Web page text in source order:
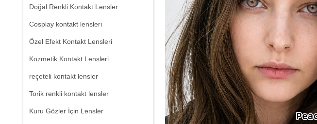
Doğal Renkli Kontakt Lensler
Cosplay kontakt lensleri
Özel Efekt Kontakt Lensleri
Kozmetik Kontakt Lensleri
reçeteli kontakt lensler
Torik renkli kontakt lensler
Kuru Gözler İçin Lensler